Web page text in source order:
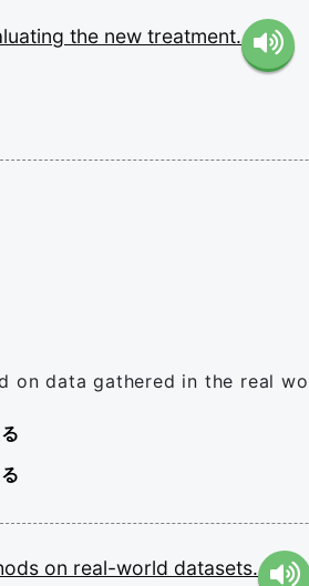
the new treatment.
on data gathered in the real
on real-world datasets.